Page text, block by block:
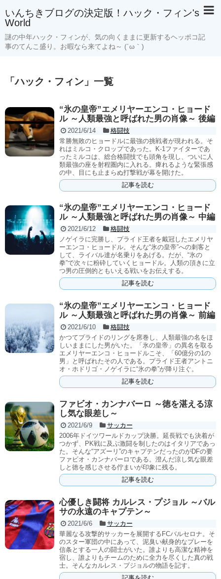
いんちきブログの決定版！ハック・フィン's
World
謎の中年ハック・フィンが、気の向くままに更新するヘッポコ記
事のてんこ盛り。お暇なら来てよね～ (´ω｀)
「ハック・フィン 」 一覧
“氷の皇帝”エメリヤーエンコ・ヒョード
ル ～人類最強と呼ばれた男の肖像～ 後編
2021/6/14
格闘技
常勝無敗のヒョードルに最強の挑戦者が現われる。そ
れはミルコ・クロップであった。K-1ファイターであ
ったミルコは、総合格闘技でも頭角を現し、ついに人
類最強の座を射程圏内に入れる。痺れるような緊張感
の中、目にも止まらぬ打撃戦が幕を開けた。
記事を読む
“氷の皇帝”エメリヤーエンコ・ヒョード
ル ～人類最強と呼ばれた男の肖像～ 中編
2021/6/12
格闘技
ノゲイラに完勝し、プライド王者を戴冠したエメリヤ
ーエンコ・ヒョードル。そんな“氷の皇帝”への刺客と
して、ライバル達が名乗りをあげる。だが、“氷の
拳”で次々に粉砕していくヒョードル。人類の頂きに立
つ男の圧倒的ともいえる戦いをお伝えする。
記事を読む
“氷の皇帝”エメリヤーエンコ・ヒョード
ル ～人類最強と呼ばれた男の肖像～ 前編
2021/6/10
格闘技
かつてプライドのリングを席巻し、人類最強の名をほ
しいままにした男がいた。「氷の皇帝」の異名を取る
エメリヤーエンコ・ヒョードルこそ、「60億分の1の
男」と呼ばれたその人である。プライド王者アントニ
オ・ホドリゴ・ノゲイラに“氷の拳”が降り注ぐ。
記事を読む
ファビオ・カンナバーロ ～徳を湛える涼
し気な眼差し～
2021/6/9
サッカー
2006年ドイツワールドカップ決勝。延長戦でも決着が
つかず、PK戦に及ぶ激闘を制したのはイタリアであっ
た。そんな“アズーリ”のキャプテンだったのがDFの要
ファビオ・カンナバーロである。澄んだ涼し気な眼差
しと徳を感じさせる佇まいが印象に残る。
記事を読む
心優しき闘将 カルレス・プジョル ～バル
サの永遠のキャプテン～
2021/6/6
サッカー
華麗なる攻撃的サッカーを展開するFCバルセロナ。そ
のスター軍団の中にあって、泥臭い献身的なプレーを
信条とする一人の闘士がいた。誰よりも高潔な精神を
宿し、誰よりもチームのために全力を尽くした真の戦
士。そんなカルレス・プジョルの物語を記す。